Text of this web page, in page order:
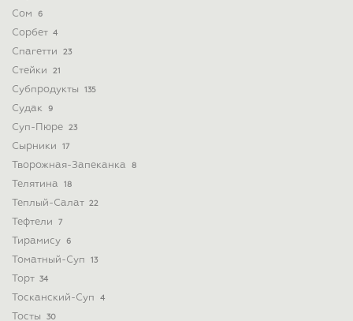
Сом 6
Сорбет 4
Спагетти 23
Стейки 21
Субпродукты 135
Судак 9
Суп-Пюре 23
Сырники 17
Творожная-Запеканка 8
Телятина 18
Теплый-Салат 22
Тефтели 7
Тирамису 6
Томатный-Суп 13
Торт 34
Тосканский-Суп 4
Тосты 30